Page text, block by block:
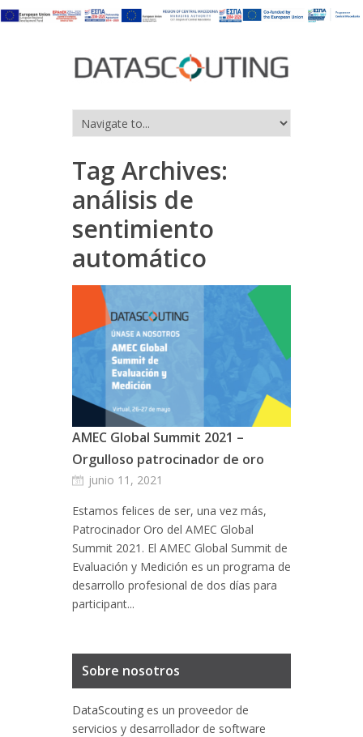
Tag Archives:
análisis de
sentimiento
automático
AMEC Global Summit 2021 –
Orgulloso patrocinador de oro
junio 11, 2021
Estamos felices de ser, una vez más,
Patrocinador Oro del AMEC Global
Summit 2021. El AMEC Global Summit de
Evaluación y Medición es un programa de
desarrollo profesional de dos días para
participant...
Sobre nosotros
DataScouting es un proveedor de
servicios y desarrollador de software